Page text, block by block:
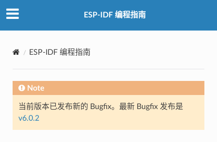
ESP-IDF 编程指南
ESP-IDF 编程指南
Note
当前版本已发布新的 Bugfix。最新 Bugfix 发布是
v6.0.2